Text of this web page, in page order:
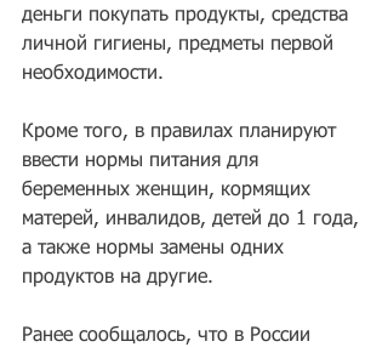
деньги покупать продукты, средства
личной гигиены, предметы первой
необходимости.
Кроме того, в правилах планируют
ввести нормы питания для
беременных женщин, кормящих
матерей, инвалидов, детей до 1 года,
а также нормы замены одних
продуктов на другие.
Ранее сообщалось, что в России